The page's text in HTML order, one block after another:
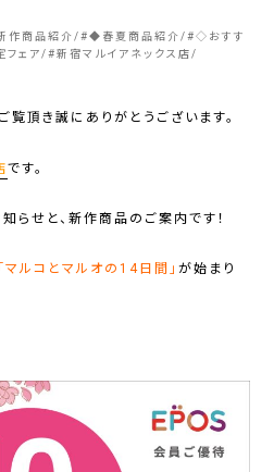
作商品紹介 #◆春夏商品紹介 #◇おすす
フェア #新宿マルイアネックス店
覧頂き誠にありがとうございます。
です。
らせと、新作商品のご案内です！
「マルコとマルオの14日間」が始まり